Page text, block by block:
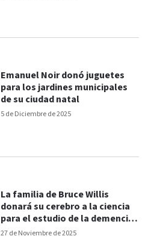
5 de Diciembre de 2025
Emanuel Noir donó juguetes
para los jardines municipales
de su ciudad natal
27 de Noviembre de 2025
La familia de Bruce Willis
donará su cerebro a la ciencia
para el estudio de la demencia
frontotemporal